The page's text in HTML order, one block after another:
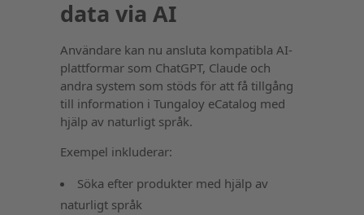
data via AI
Användare kan nu ansluta kompatibla AI-
plattformar som ChatGPT, Claude och
andra system som stöds för att få tillgång
till information i Tungaloy eCatalog med
hjälp av naturligt språk.
Exempel inkluderar:
Söka efter produkter med hjälp av
naturligt språk